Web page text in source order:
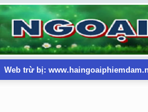
Web trừ bị: